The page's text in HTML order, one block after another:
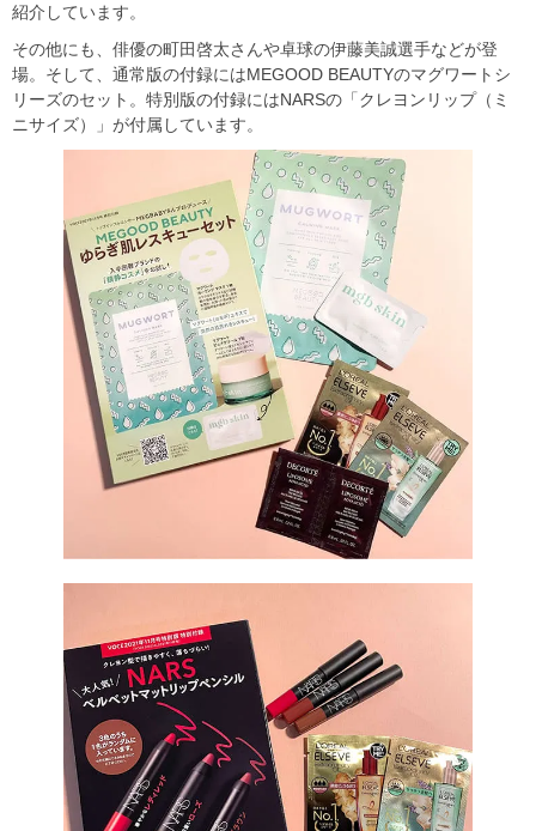
紹介しています。
その他にも、俳優の町田啓太さんや卓球の伊藤美誠選手などが登
場。そして、通常版の付録にはMEGOOD BEAUTYのマグワートシ
リーズのセット。特別版の付録にはNARSの「クレヨンリップ（ミ
ニサイズ）」が付属しています。